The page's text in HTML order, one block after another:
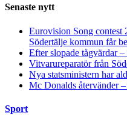
Senaste nytt
Eurovision Song contest
Södertälje kommun får
Efter slopade tågvärdar
Vitvarureparatör från
Nya statsministern har
Mc Donalds återvänder
Sport